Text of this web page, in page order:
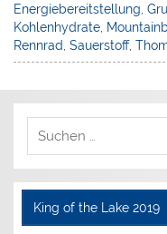
Energiebereitstellung ,
Kohlenhydrate
Rennrad ,Sauerstoff,
King of the Lake 2019